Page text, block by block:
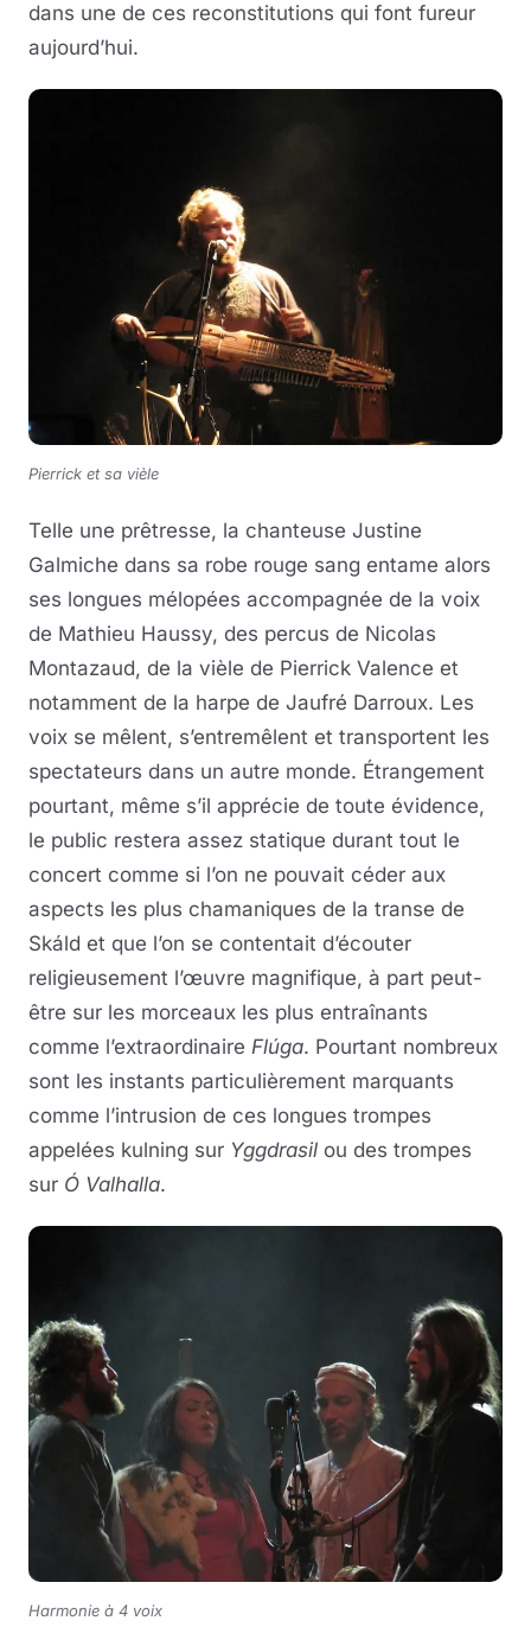
dans une de ces reconstitutions qui font fureur
aujourd’hui.
Pierrick et sa vièle
Telle une prêtresse, la chanteuse Justine
Galmiche dans sa robe rouge sang entame alors
ses longues mélopées accompagnée de la voix
de Mathieu Haussy, des percus de Nicolas
Montazaud, de la vièle de Pierrick Valence et
notamment de la harpe de Jaufré Darroux. Les
voix se mêlent, s’entremêlent et transportent les
spectateurs dans un autre monde. Étrangement
pourtant, même s’il apprécie de toute évidence,
le public restera assez statique durant tout le
concert comme si l’on ne pouvait céder aux
aspects les plus chamaniques de la transe de
Skáld et que l’on se contentait d’écouter
religieusement l’œuvre magnifique, à part peut-
être sur les morceaux les plus entraînants
comme l’extraordinaire Flúga. Pourtant nombreux
sont les instants particulièrement marquants
comme l’intrusion de ces longues trompes
appelées kulning sur Yggdrasil ou des trompes
sur Ó Valhalla.
Harmonie à 4 voix